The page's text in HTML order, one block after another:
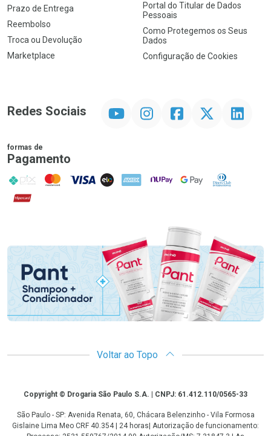
Prazo de Entrega
Reembolso
Troca ou Devolução
Marketplace
Portal do Titular de Dados
Pessoais
Como Protegemos os Seus
Dados
Configuração de Cookies
Redes Sociais InstagramFacebookTwitter Linkedin
formas de
Pagamento
PIX MasterCard
VISA ELO AMEX NuPay Google PayDiners Club
Hipercard
Promoção em Destaque
Voltar ao Topo
CopyrightCopyright © Drogaria São Paulo S.A. | CNPJ: 61.412.110/0565-33
São Paulo - SP: Avenida Renata, 60, Chácara Belenzinho - Vila Formosa
Gislaine Lima Meo CRF 40.354 | 24 horas| Autorização de funcionamento: